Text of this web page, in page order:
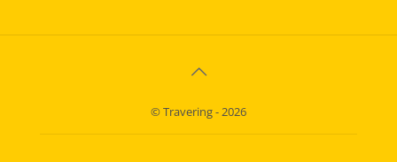
© Travering - 2026